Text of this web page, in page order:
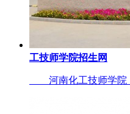
工技师学院招生网
河南化工技师学院